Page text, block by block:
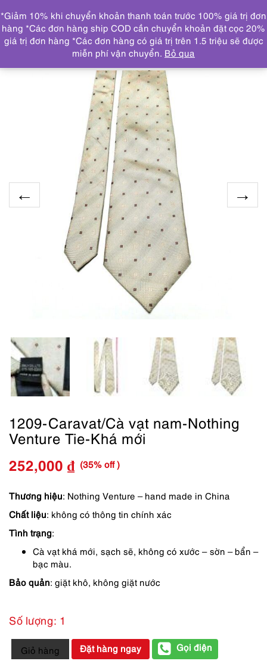
DANH MỤC
Trang chủ KHĂN, CÀ VẠT CRAVAT/CÀ VẠT
1209-
Caravat/Cà vạt nam-Nothing Venture Tie-Khá mới
1209-Caravat/Cà vạt nam-Nothing
Venture Tie-Khá mới
Giá
gốc
là:
252,000 ₫
Giá
hiện
tại
252,000 ₫.
(35% off )
Thương hiệu: Nothing Venture – hand made in China
Chất liệu: không có thông tin chính xác
Tình trạng:
Cà vạt khá mới, sạch sẽ, không có xước – sờn – bẩn –
bạc màu.
Bảo quản: giặt khô, không giặt nước
Số lượng: 1
1209-
Caravat/Cà
Giỏ hàng Đặt hàng ngay Gọi điện
*Giảm 10% khi chuyển khoản thanh toán trước 100% giá trị đơn
hàng *Các đơn hàng ship COD cần chuyển khoản đặt cọc 20%
giá trị đơn hàng *Các đơn hàng có giá trị trên 1.5 triệu sẽ được
miễn phí vận chuyển. Bỏ qua